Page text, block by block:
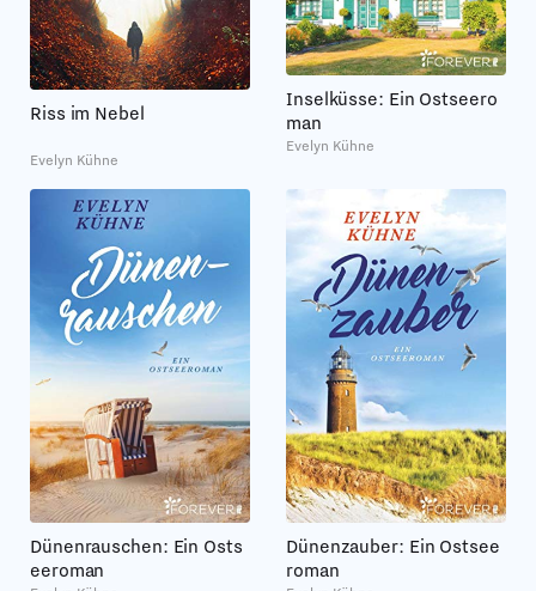
Riss im Nebel
Evelyn Kühne
Inselküsse: Ein Ostseero
man
Evelyn Kühne
Dünenrauschen: Ein Osts
eeroman
Dünenzauber: Ein Ostsee
roman